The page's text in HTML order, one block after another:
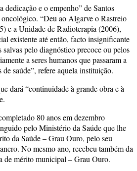
dedicação e o empenho” de Santos
“Deu ao Algarve o Rastreio
e a Unidade de Radioterapia (2006),
existente até então, facto insignificante
pelo diagnóstico precoce ou pelos
a seres humanos que passaram a
de saúde”, refere aquela instituição.
dará “continuidade à grande obra e à
80 anos em dezembro
pelo Ministério da Saúde que lhe
da Saúde – Grau Ouro, pelo seu
No mesmo ano, recebeu também da
de mérito municipal – Grau Ouro.